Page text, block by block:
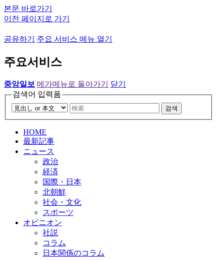
본문 바로가기
이전 페이지로 가기
공유하기 주요 서비스 메뉴 열기
주요서비스
중앙일보 메가메뉴로 돌아가기
닫기
검색어 입력폼
검색
HOME
最新記事
ニュース
政治
経済
国際・日本
北朝鮮
社会・文化
スポーツ
オピニオン
社説
コラム
日本関係のコラム